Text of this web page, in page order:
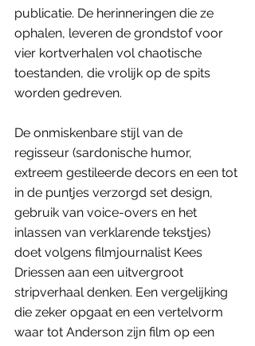
publicatie. De herinneringen die ze
ophalen, leveren de grondstof voor
vier kortverhalen vol chaotische
toestanden, die vrolijk op de spits
worden gedreven.
De onmiskenbare stijl van de
regisseur (sardonische humor,
extreem gestileerde decors en een tot
in de puntjes verzorgd set design,
gebruik van voice-overs en het
inlassen van verklarende tekstjes)
doet volgens filmjournalist Kees
Driessen aan een uitvergroot
stripverhaal denken. Een vergelijking
die zeker opgaat en een vertelvorm
waar tot Anderson zijn film op een